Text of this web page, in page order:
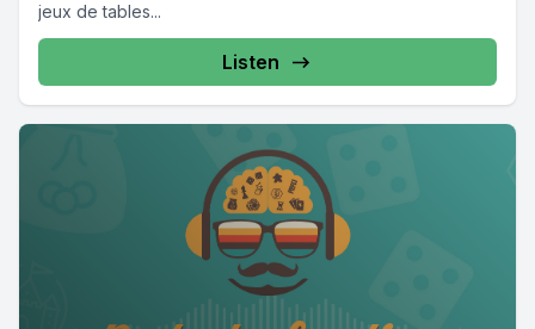
jeux de tables...
Listen